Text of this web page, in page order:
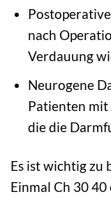
nach
Verdauung
Neurogene
Patienten
die die
Es ist wichtig zu
Einmal Ch 30